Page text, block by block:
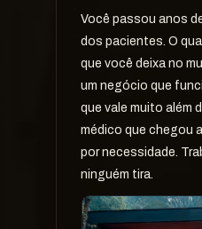
Você passou anos
dos pacientes. O
que você deixa no
um negócio que
que vale muito além
médico que chegou
por necessidade.
ninguém tira.